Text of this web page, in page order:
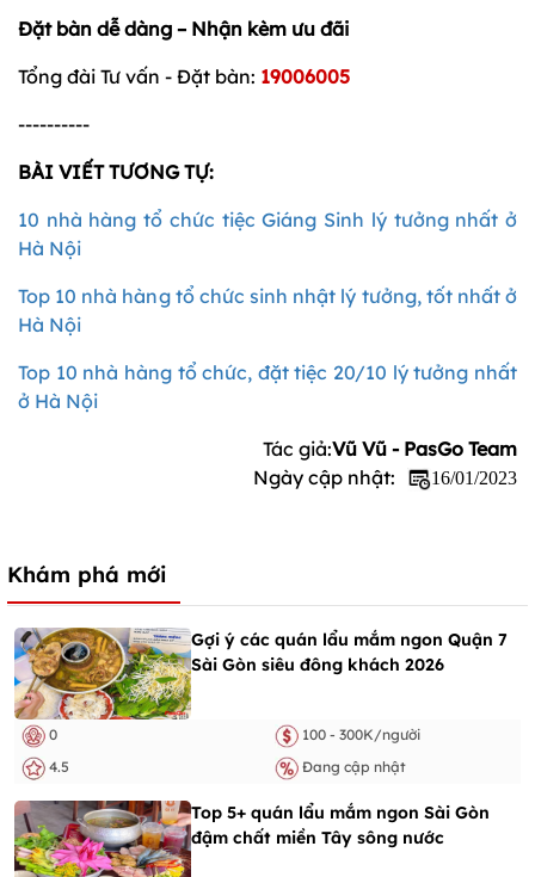
Đặt bàn dễ dàng – Nhận kèm ưu đãi
Tổng đài Tư vấn - Đặt bàn: 19006005
----------
BÀI VIẾT TƯƠNG TỰ:
10 nhà hàng tổ chức tiệc Giáng Sinh lý tưởng nhất ở
Hà Nội
Top 10 nhà hàng tổ chức sinh nhật lý tưởng, tốt nhất ở
Hà Nội
Top 10 nhà hàng tổ chức, đặt tiệc 20/10 lý tưởng nhất
ở Hà Nội
Tác giả:Vũ Vũ - PasGo Team
Ngày cập nhật:
16/01/2023
Khám phá mới
Gợi ý các quán lẩu mắm ngon Quận 7
Sài Gòn siêu đông khách 2026
0
100 - 300K/người
4.5
Đang cập nhật
Top 5+ quán lẩu mắm ngon Sài Gòn
đậm chất miền Tây sông nước